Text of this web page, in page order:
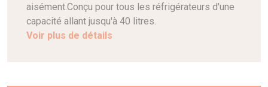
aisément.Conçu pour tous les réfrigérateurs d'une
capacité allant jusqu'à 40 litres.
Voir plus de détails